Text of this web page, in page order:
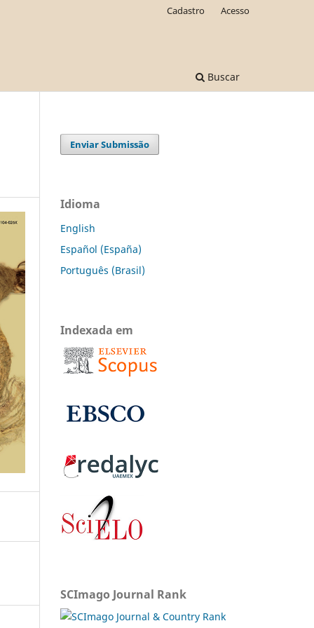
Buscar
Cadastro Acesso
Enviar Submissão
Idioma
English
Español (España)
Português (Brasil)
Indexada em
SCImago Journal Rank